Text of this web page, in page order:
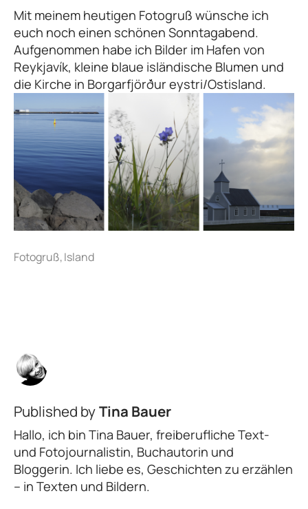
Mit meinem heutigen Fotogruß wünsche ich
euch noch einen schönen Sonntagabend.
Aufgenommen habe ich Bilder im Hafen von
Reykjavík, kleine blaue isländische Blumen und
die Kirche in Borgarfjörður eystri/Ostisland.
Published byTina Bauer
Hallo, ich bin Tina Bauer, freiberufliche Text-
und Fotojournalistin, Buchautorin und
Bloggerin. Ich liebe es, Geschichten zu erzählen
– in Texten und Bildern.